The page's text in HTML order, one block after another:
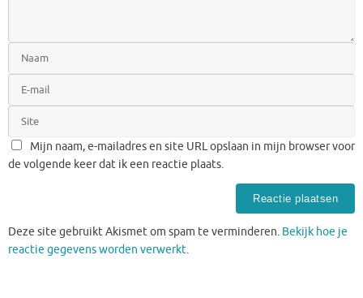
Mijn naam, e-mailadres en site URL opslaan in mijn browser voor
de volgende keer dat ik een reactie plaats.
Deze site gebruikt Akismet om spam te verminderen. Bekijk hoe je
reactie gegevens worden verwerkt.